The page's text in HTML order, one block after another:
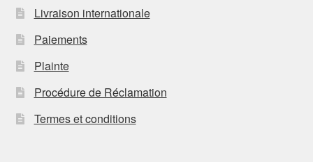
Livraison internationale
Paiements
Plainte
Procédure de Réclamation
Termes et conditions